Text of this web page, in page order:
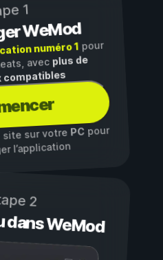
1
WeMod
numéro 1pour
avec plus de
compatibles
site sur votre PCpour
l’application
2
dans WeMod